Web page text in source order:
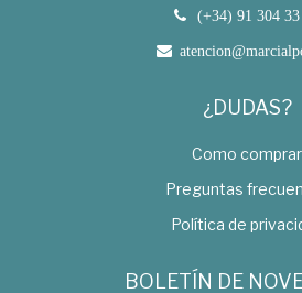
(+34) 91 304
¿DUDAS?
Como comprar
Preguntas
Política de
BOLETÍN DE